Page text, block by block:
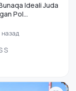
Ideali Juda
Pol...
назад
S